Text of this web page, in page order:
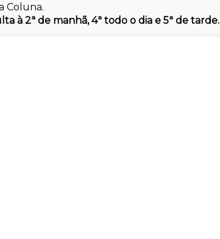
Coluna.
à 2ª de manhã, 4ª todo o dia e 5ª de tarde.